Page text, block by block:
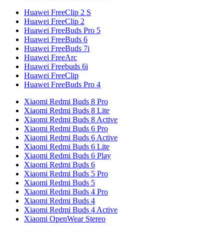
Huawei FreeClip 2 S
Huawei FreeClip 2
Huawei FreeBuds Pro 5
Huawei FreeBuds 6
Huawei FreeBuds 7i
Huawei FreeArc
Huawei Freebuds 6i
Huawei FreeClip
Huawei FreeBuds Pro 4
Xiaomi Redmi Buds 8 Pro
Xiaomi Redmi Buds 8 Lite
Xiaomi Redmi Buds 8 Active
Xiaomi Redmi Buds 6 Pro
Xiaomi Redmi Buds 6 Active
Xiaomi Redmi Buds 6 Lite
Xiaomi Redmi Buds 6 Play
Xiaomi Redmi Buds 6
Xiaomi Redmi Buds 5 Pro
Xiaomi Redmi Buds 5
Xiaomi Redmi Buds 4 Pro
Xiaomi Redmi Buds 4
Xiaomi Redmi Buds 4 Active
Xiaomi OpenWear Stereo